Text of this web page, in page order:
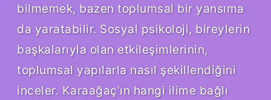
bilmemek, bazen toplumsal bir yansıma
da yaratabilir. Sosyal psikoloji, bireylerin
başkalarıyla olan etkileşimlerinin,
toplumsal yapılarla nasıl şekillendiğini
inceler. Karaağaç’ın hangi ilime bağlı